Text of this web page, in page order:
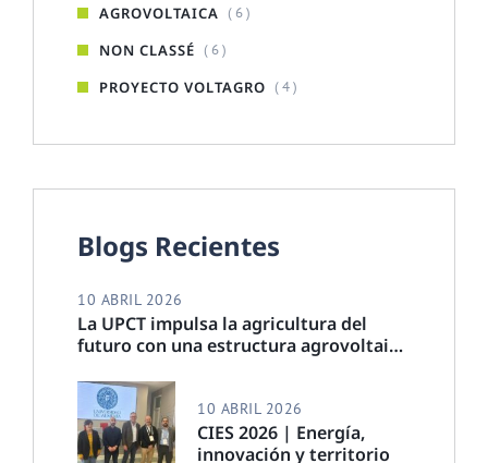
AGROVOLTAICA ( 6 )
NON CLASSÉ ( 6 )
PROYECTO VOLTAGRO ( 4 )
Blogs Recientes
La UPCT impulsa la agricultura del
futuro con una estructura agrovoltaica
10 ABRIL 2026
CIES 2026 | Energía,
innovación y territorio
10 ABRIL 2026